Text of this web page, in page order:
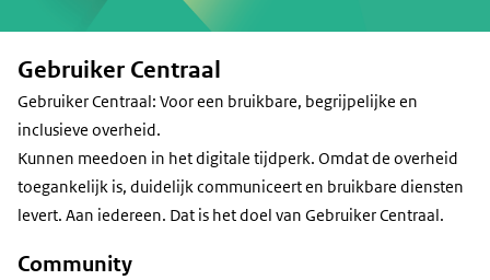
Gebruiker Centraal
Gebruiker Centraal: Voor een bruikbare, begrijpelijke en
inclusieve overheid.
Kunnen meedoen in het digitale tijdperk. Omdat de overheid
toegankelijk is, duidelijk communiceert en bruikbare diensten
levert. Aan iedereen. Dat is het doel van Gebruiker Centraal.
Community